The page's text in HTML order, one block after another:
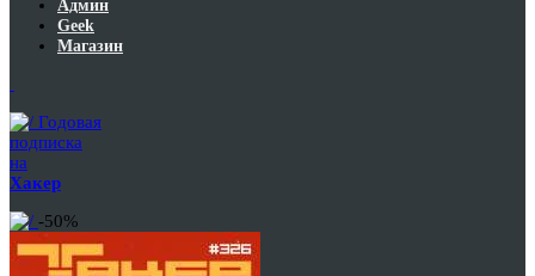
Админ
Geek
Магазин
Годовая
подписка
на
Хакер
-50%